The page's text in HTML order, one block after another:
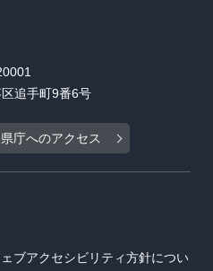
追手町9番6号
県庁へのアクセス
ブアクセシビリティ方針につい